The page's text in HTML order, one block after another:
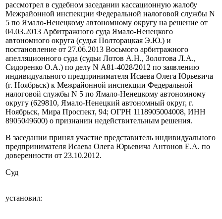
рассмотрел в судебном заседании кассационную жалобу
Межрайонной инспекции Федеральной налоговой службы N
5 по Ямало-Ненецкому автономному округу на решение от
04.03.2013 Арбитражного суда Ямало-Ненецкого
автономного округа (судья Полторацкая Э.Ю.) и
постановление от 27.06.2013 Восьмого арбитражного
апелляционного суда (судьи Лотов А.Н., Золотова Л.А.,
Сидоренко О.А.) по делу N А81-4028/2012 по заявлению
индивидуального предпринимателя Исаева Олега Юрьевича
(г. Ноябрьск) к Межрайонной инспекции Федеральной
налоговой службы N 5 по Ямало-Ненецкому автономному
округу (629810, Ямало-Ненецкий автономный округ, г.
Ноябрьск, Мира Проспект, 94; ОГРН 1118905004008, ИНН
8905049600) о признании недействительным решения.
В заседании принял участие представитель индивидуального
предпринимателя Исаева Олега Юрьевича Антонов Е.А. по
доверенности от 23.10.2012.
Суд
установил: